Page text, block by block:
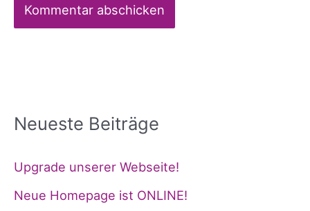
Neueste Beiträge
Upgrade unserer Webseite!
Neue Homepage ist ONLINE!